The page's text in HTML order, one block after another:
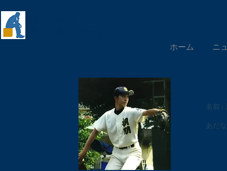
ホーム ニ
名前 :
あだ